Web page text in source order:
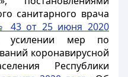
санитарного врача
43 от 25 июня 2020
усилении мер по
коронавирусной
Республики